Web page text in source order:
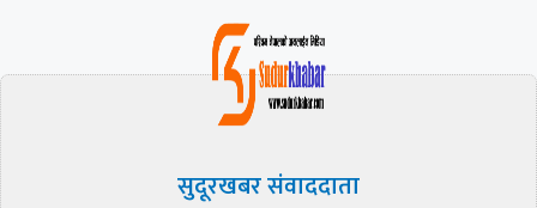
सुदूरखबर संवाददाता